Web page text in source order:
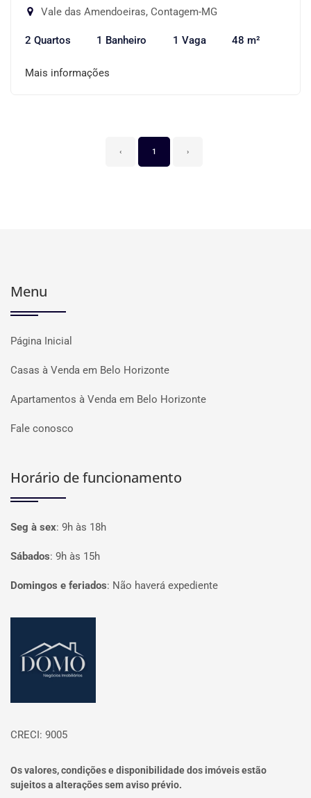
Vale das Amendoeiras, Contagem-MG
2 Quartos 1 Banheiro 1 Vaga 48 m²
Mais informações
‹ 1 ›
Menu
Página Inicial
Casas à Venda em Belo Horizonte
Apartamentos à Venda em Belo Horizonte
Fale conosco
Horário de funcionamento
Seg à sex: 9h às 18h
Sábados: 9h às 15h
Domingos e feriados: Não haverá expediente
CRECI: 9005
Os valores, condições e disponibilidade dos imóveis estão
sujeitos a alterações sem aviso prévio.